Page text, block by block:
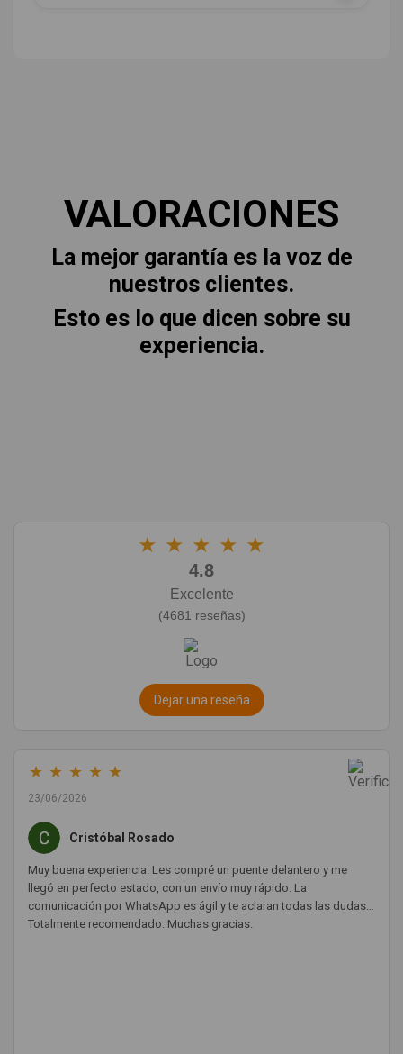
VALORACIONES
La mejor garantía es la voz de
nuestros clientes.
Esto es lo que dicen sobre su
experiencia.
★ ★ ★ ★ ★
4.8
Excelente
(4681 reseñas)
Dejar una reseña
★ ★ ★ ★ ★
23/06/2026
Cristóbal Rosado
Muy buena experiencia. Les compré un puente delantero y me
llegó en perfecto estado, con un envío muy rápido. La
comunicación por WhatsApp es ágil y te aclaran todas las dudas.
Totalmente recomendado. Muchas gracias.